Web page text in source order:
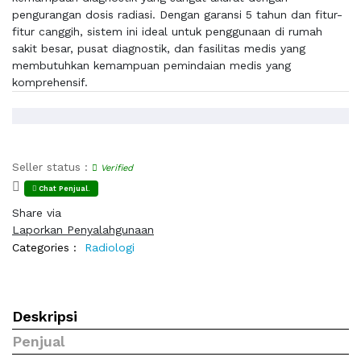
pengurangan dosis radiasi. Dengan garansi 5 tahun dan fitur-
fitur canggih, sistem ini ideal untuk penggunaan di rumah
sakit besar, pusat diagnostik, dan fasilitas medis yang
membutuhkan kemampuan pemindaian medis yang
komprehensif.
Seller status : Verified
Chat Penjual.
Share via
Laporkan Penyalahgunaan
Categories :
Radiologi
Deskripsi
Penjual